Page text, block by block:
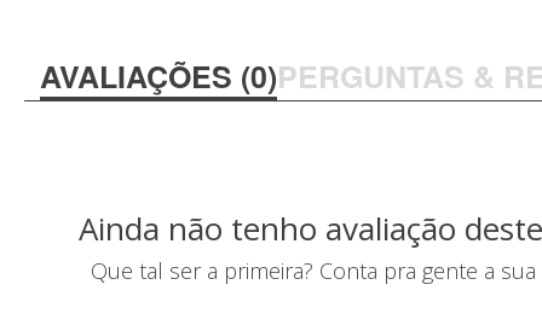
AVALIAÇÕES (0)PERGUNTAS &
Ainda não tenho avaliação
Que tal ser a primeira? Conta pra gente a